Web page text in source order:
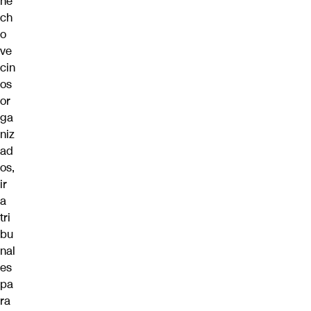
ch
o
ve
cin
os
or
ga
niz
ad
os,
ir
a
tri
bu
nal
es
pa
ra